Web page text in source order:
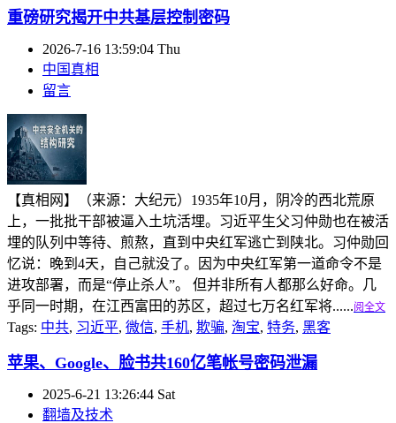
重磅研究揭开中共基层控制密码
2026-7-16 13:59:04 Thu
中国真相
留言
【真相网】（来源：大纪元）1935年10月，阴冷的西北荒原
上，一批批干部被逼入土坑活埋。习近平生父习仲勋也在被活
埋的队列中等待、煎熬，直到中央红军逃亡到陕北。习仲勋回
忆说：晚到4天，自己就没了。因为中央红军第一道命令不是
进攻部署，而是“停止杀人”。 但并非所有人都那么好命。几
乎同一时期，在江西富田的苏区，超过七万名红军将......阅全文
Tags: 中共, 习近平, 微信, 手机, 欺骗, 淘宝, 特务, 黑客
苹果、Google、脸书共160亿笔帐号密码泄漏
2025-6-21 13:26:44 Sat
翻墙及技术